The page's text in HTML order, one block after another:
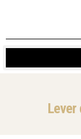
Lever